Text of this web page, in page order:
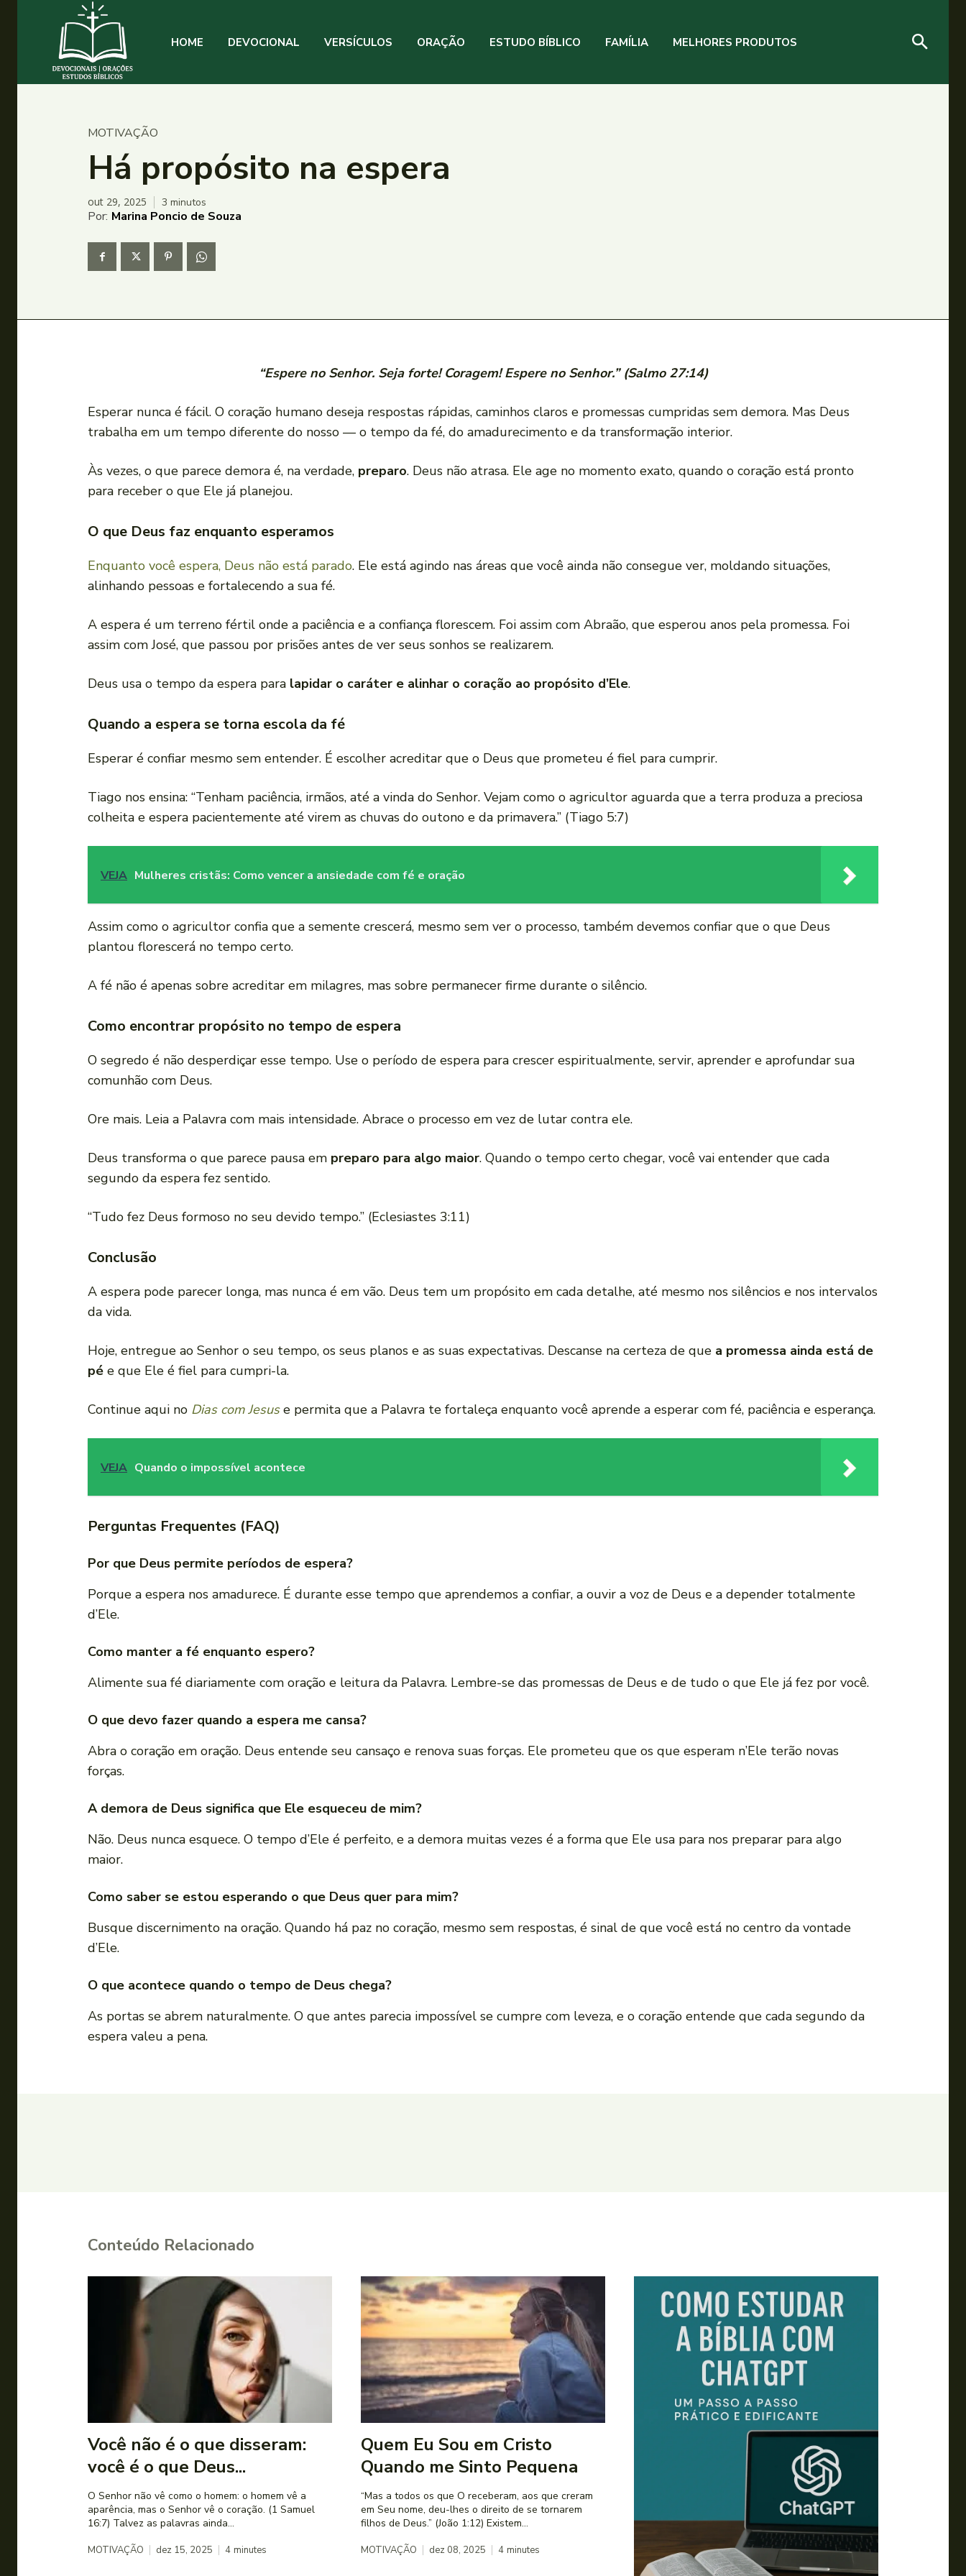
HOME DEVOCIONAL VERSÍCULOS ORAÇÃO ESTUDO BÍBLICO FAMÍLIA MELHORES PRODUTOS
MOTIVAÇÃO
Há propósito na espera
out 29, 2025 3 minutos
Por: Marina Poncio de Souza
“Espere no Senhor. Seja forte! Coragem! Espere no Senhor.” (Salmo 27:14)
Esperar nunca é fácil. O coração humano deseja respostas rápidas, caminhos claros e promessas cumpridas sem demora. Mas Deus
trabalha em um tempo diferente do nosso — o tempo da fé, do amadurecimento e da transformação interior.
Às vezes, o que parece demora é, na verdade, preparo. Deus não atrasa. Ele age no momento exato, quando o coração está pronto
para receber o que Ele já planejou.
O que Deus faz enquanto esperamos
Enquanto você espera, Deus não está parado. Ele está agindo nas áreas que você ainda não consegue ver, moldando situações,
alinhando pessoas e fortalecendo a sua fé.
A espera é um terreno fértil onde a paciência e a confiança florescem. Foi assim com Abraão, que esperou anos pela promessa. Foi
assim com José, que passou por prisões antes de ver seus sonhos se realizarem.
Deus usa o tempo da espera para lapidar o caráter e alinhar o coração ao propósito d’Ele.
Quando a espera se torna escola da fé
Esperar é confiar mesmo sem entender. É escolher acreditar que o Deus que prometeu é fiel para cumprir.
Tiago nos ensina: “Tenham paciência, irmãos, até a vinda do Senhor. Vejam como o agricultor aguarda que a terra produza a preciosa
colheita e espera pacientemente até virem as chuvas do outono e da primavera.” (Tiago 5:7)
VEJA Mulheres cristãs: Como vencer a ansiedade com fé e oração
Assim como o agricultor confia que a semente crescerá, mesmo sem ver o processo, também devemos confiar que o que Deus
plantou florescerá no tempo certo.
A fé não é apenas sobre acreditar em milagres, mas sobre permanecer firme durante o silêncio.
Como encontrar propósito no tempo de espera
O segredo é não desperdiçar esse tempo. Use o período de espera para crescer espiritualmente, servir, aprender e aprofundar sua
comunhão com Deus.
Ore mais. Leia a Palavra com mais intensidade. Abrace o processo em vez de lutar contra ele.
Deus transforma o que parece pausa em preparo para algo maior. Quando o tempo certo chegar, você vai entender que cada
segundo da espera fez sentido.
“Tudo fez Deus formoso no seu devido tempo.” (Eclesiastes 3:11)
Conclusão
A espera pode parecer longa, mas nunca é em vão. Deus tem um propósito em cada detalhe, até mesmo nos silêncios e nos intervalos
da vida.
Hoje, entregue ao Senhor o seu tempo, os seus planos e as suas expectativas. Descanse na certeza de que a promessa ainda está de
pé e que Ele é fiel para cumpri-la.
Continue aqui no Dias com Jesuse permita que a Palavra te fortaleça enquanto você aprende a esperar com fé, paciência e esperança.
VEJA Quando o impossível acontece
Perguntas Frequentes (FAQ)
Por que Deus permite períodos de espera?
Porque a espera nos amadurece. É durante esse tempo que aprendemos a confiar, a ouvir a voz de Deus e a depender totalmente
d’Ele.
Como manter a fé enquanto espero?
Alimente sua fé diariamente com oração e leitura da Palavra. Lembre-se das promessas de Deus e de tudo o que Ele já fez por você.
O que devo fazer quando a espera me cansa?
Abra o coração em oração. Deus entende seu cansaço e renova suas forças. Ele prometeu que os que esperam n’Ele terão novas
forças.
A demora de Deus significa que Ele esqueceu de mim?
Não. Deus nunca esquece. O tempo d’Ele é perfeito, e a demora muitas vezes é a forma que Ele usa para nos preparar para algo
maior.
Como saber se estou esperando o que Deus quer para mim?
Busque discernimento na oração. Quando há paz no coração, mesmo sem respostas, é sinal de que você está no centro da vontade
d’Ele.
O que acontece quando o tempo de Deus chega?
As portas se abrem naturalmente. O que antes parecia impossível se cumpre com leveza, e o coração entende que cada segundo da
espera valeu a pena.
Conteúdo Relacionado
Você não é o que disseram:
você é o que Deus...
O Senhor não vê como o homem: o homem vê a
aparência, mas o Senhor vê o coração. (1 Samuel
16:7) Talvez as palavras ainda...
MOTIVAÇÃO dez 15, 2025 4 minutes
Quem Eu Sou em Cristo
Quando me Sinto Pequena
“Mas a todos os que O receberam, aos que creram
em Seu nome, deu-lhes o direito de se tornarem
filhos de Deus.” (João 1:12) Existem...
MOTIVAÇÃO dez 08, 2025 4 minutes